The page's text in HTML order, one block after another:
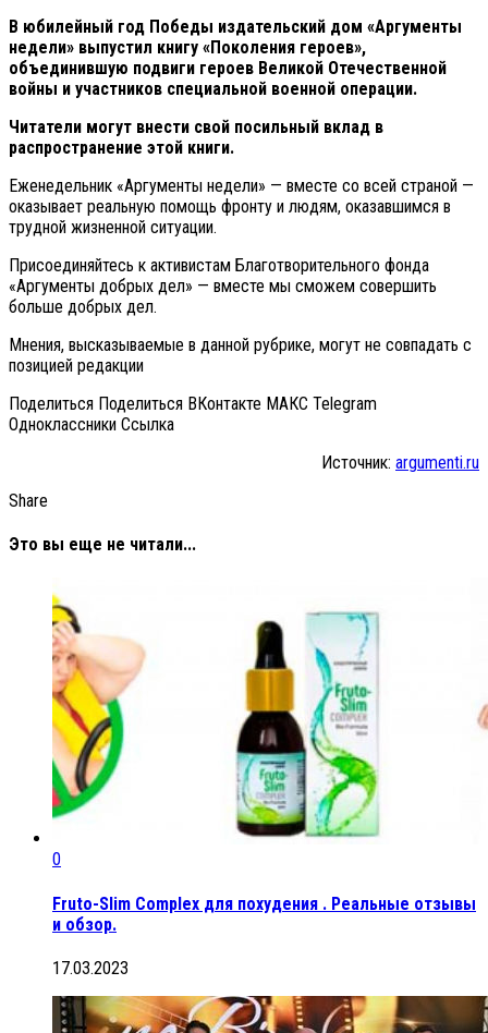
В юбилейный год Победы издательский дом «Аргументы
недели» выпустил книгу «Поколения героев»,
объединившую подвиги героев Великой Отечественной
войны и участников специальной военной операции.
Читатели могут внести свой посильный вклад в
распространение этой книги.
Еженедельник «Аргументы недели» — вместе со всей страной —
оказывает реальную помощь фронту и людям, оказавшимся в
трудной жизненной ситуации.
Присоединяйтесь к активистам Благотворительного фонда
«Аргументы добрых дел» — вместе мы сможем совершить
больше добрых дел.
Мнения, высказываемые в данной рубрике, могут не совпадать с
позицией редакции
Поделиться Поделиться ВКонтакте МАКС Telegram
Одноклассники Cсылка
Источник: argumenti.ru
Share
Это вы еще не читали...
0
Fruto-Slim Complex для похудения . Реальные отзывы
и обзор.
17.03.2023